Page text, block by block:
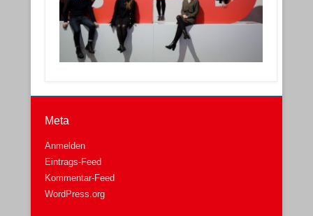
Meta
Anmelden
Eintrags-Feed
Kommentar-Feed
WordPress.org